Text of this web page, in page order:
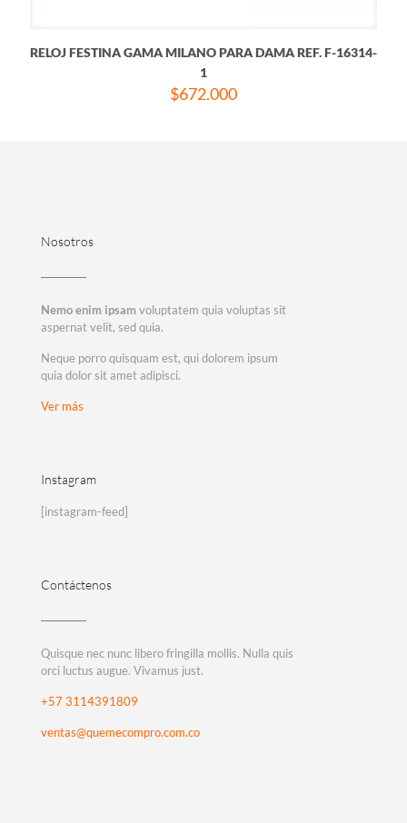
RELOJ FESTINA GAMA MILANO PARA DAMA REF. F-16314-
1
$672.000
Nosotros
Nemo enim ipsam voluptatem quia voluptas sit
aspernat velit, sed quia.
Neque porro quisquam est, qui dolorem ipsum
quia dolor sit amet adipisci.
Ver más
Instagram
[instagram-feed]
Contáctenos
Quisque nec nunc libero fringilla mollis. Nulla quis
orci luctus augue. Vivamus just.
+57 3114391809
ventas@quemecompro.com.co